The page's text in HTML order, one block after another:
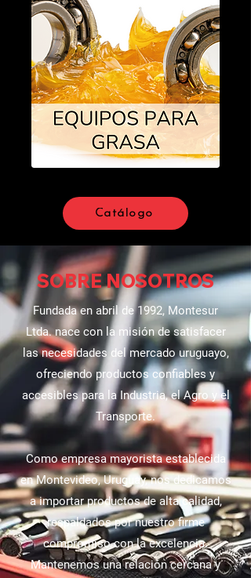
Catálogo
SOBRE NOSOTROS
Fundada en abril de 1992, Montesur
Ltda. nace con la misión de satisfacer
las necesidades del mercado uruguayo,
ofreciendo productos confiables y
accesibles para la Industria, el Agro y el
Transporte.
Como empresa mayorista establecida
en Montevideo, Uruguay, nos dedicamos
a importar productos de alta calidad,
respaldados por nuestro firme
compromiso con la excelencia.
Mantenemos una relación cercana y